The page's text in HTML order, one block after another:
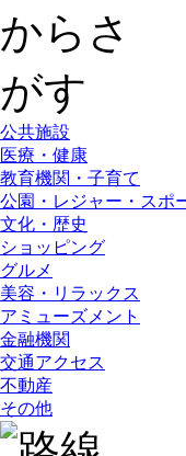
公共施設
医療・健康
教育機関・子育て
公園・レジャー・スポ
文化・歴史
ショッピング
グルメ
美容・リラックス
アミューズメント
金融機関
交通アクセス
不動産
その他